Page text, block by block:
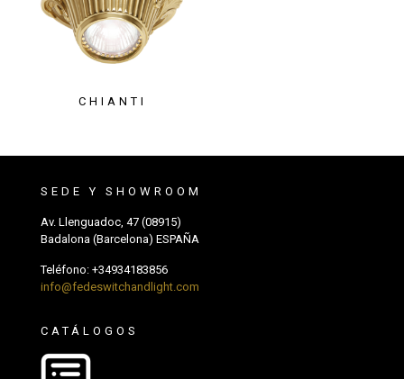
CHIANTI
SEDE Y SHOWROOM
Av. Llenguadoc, 47 (08915)
Badalona (Barcelona) ESPAÑA
Teléfono: +34934183856
info@fedeswitchandlight.com
CATÁLOGOS